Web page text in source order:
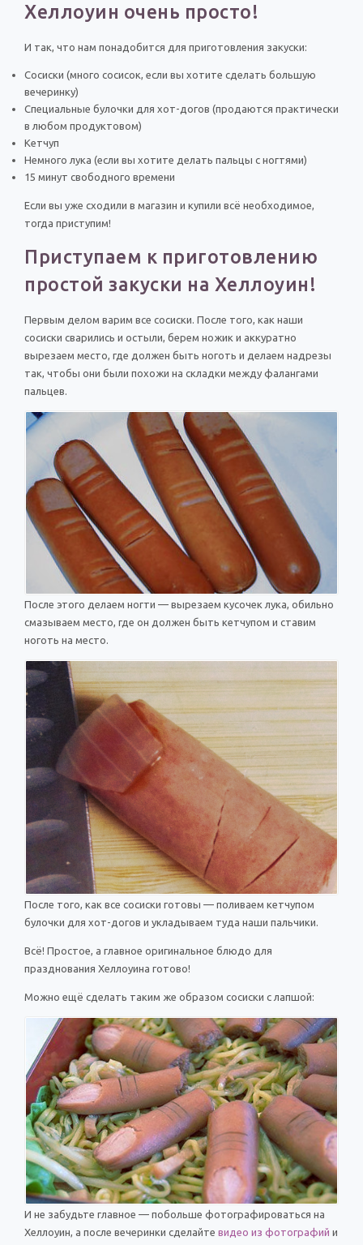
Хеллоуин очень просто!
И так, что нам понадобится для приготовления закуски:
Сосиски (много сосисок, если вы хотите сделать большую
вечеринку)
Специальные булочки для хот-догов (продаются практически
в любом продуктовом)
Кетчуп
Немного лука (если вы хотите делать пальцы с ногтями)
15 минут свободного времени
Если вы уже сходили в магазин и купили всё необходимое,
тогда приступим!
Приступаем к приготовлению
простой закуски на Хеллоуин!
Первым делом варим все сосиски. После того, как наши
сосиски сварились и остыли, берем ножик и аккуратно
вырезаем место, где должен быть ноготь и делаем надрезы
так, чтобы они были похожи на складки между фалангами
пальцев.
После этого делаем ногти — вырезаем кусочек лука, обильно
смазываем место, где он должен быть кетчупом и ставим
ноготь на место.
После того, как все сосиски готовы — поливаем кетчупом
булочки для хот-догов и укладываем туда наши пальчики.
Всё! Простое, а главное оригинальное блюдо для
празднования Хеллоуина готово!
Можно ещё сделать таким же образом сосиски с лапшой:
И не забудьте главное — побольше фотографироваться на
Хеллоуин, а после вечеринки сделайте видео из фотографий и